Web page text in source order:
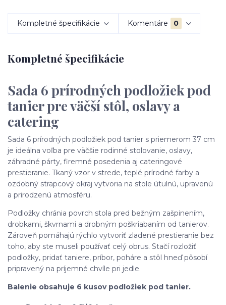
Kompletné špecifikácie Komentáre 0
Kompletné špecifikácie
Sada 6 prírodných podložiek pod
tanier pre väčší stôl, oslavy a
catering
Sada 6 prírodných podložiek pod tanier s priemerom 37 cm
je ideálna voľba pre väčšie rodinné stolovanie, oslavy,
záhradné párty, firemné posedenia aj cateringové
prestieranie. Tkaný vzor v strede, teplé prírodné farby a
ozdobný strapcový okraj vytvoria na stole útulnú, upravenú
a prirodzenú atmosféru.
Podložky chránia povrch stola pred bežným zašpinením,
drobkami, škvrnami a drobným poškriabaním od tanierov.
Zároveň pomáhajú rýchlo vytvoriť zladené prestieranie bez
toho, aby ste museli používať celý obrus. Stačí rozložiť
podložky, pridať taniere, príbor, poháre a stôl hneď pôsobí
pripravený na príjemné chvíle pri jedle.
Balenie obsahuje 6 kusov podložiek pod tanier.